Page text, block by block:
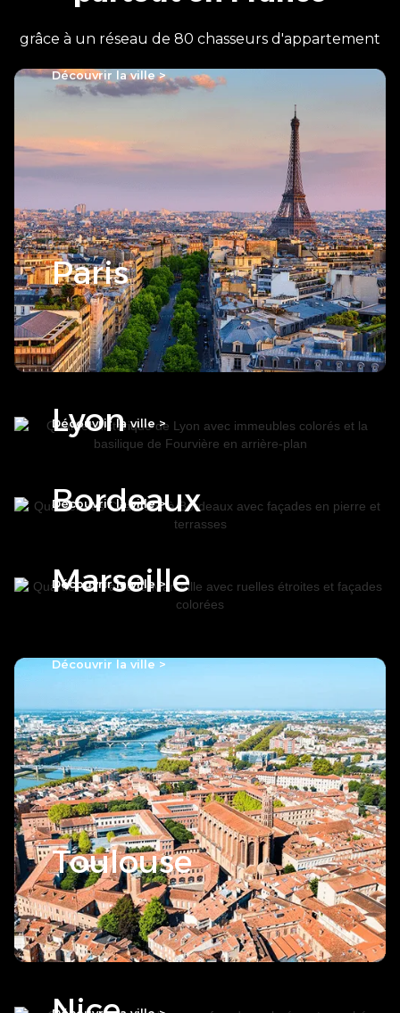
grâce à un réseau de 80 chasseurs d'appartement
Découvrir la ville >
Paris
Découvrir la ville >
Lyon
Découvrir la ville >
Bordeaux
Découvrir la ville >
Marseille
Découvrir la ville >
Toulouse